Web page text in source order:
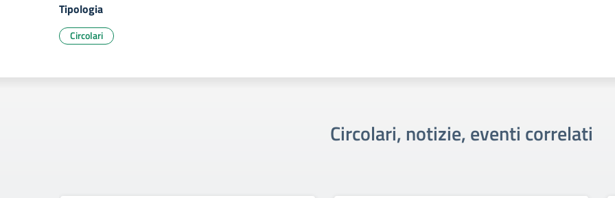
Tipologia
Circolari
Circolari, notizie, eventi correlati